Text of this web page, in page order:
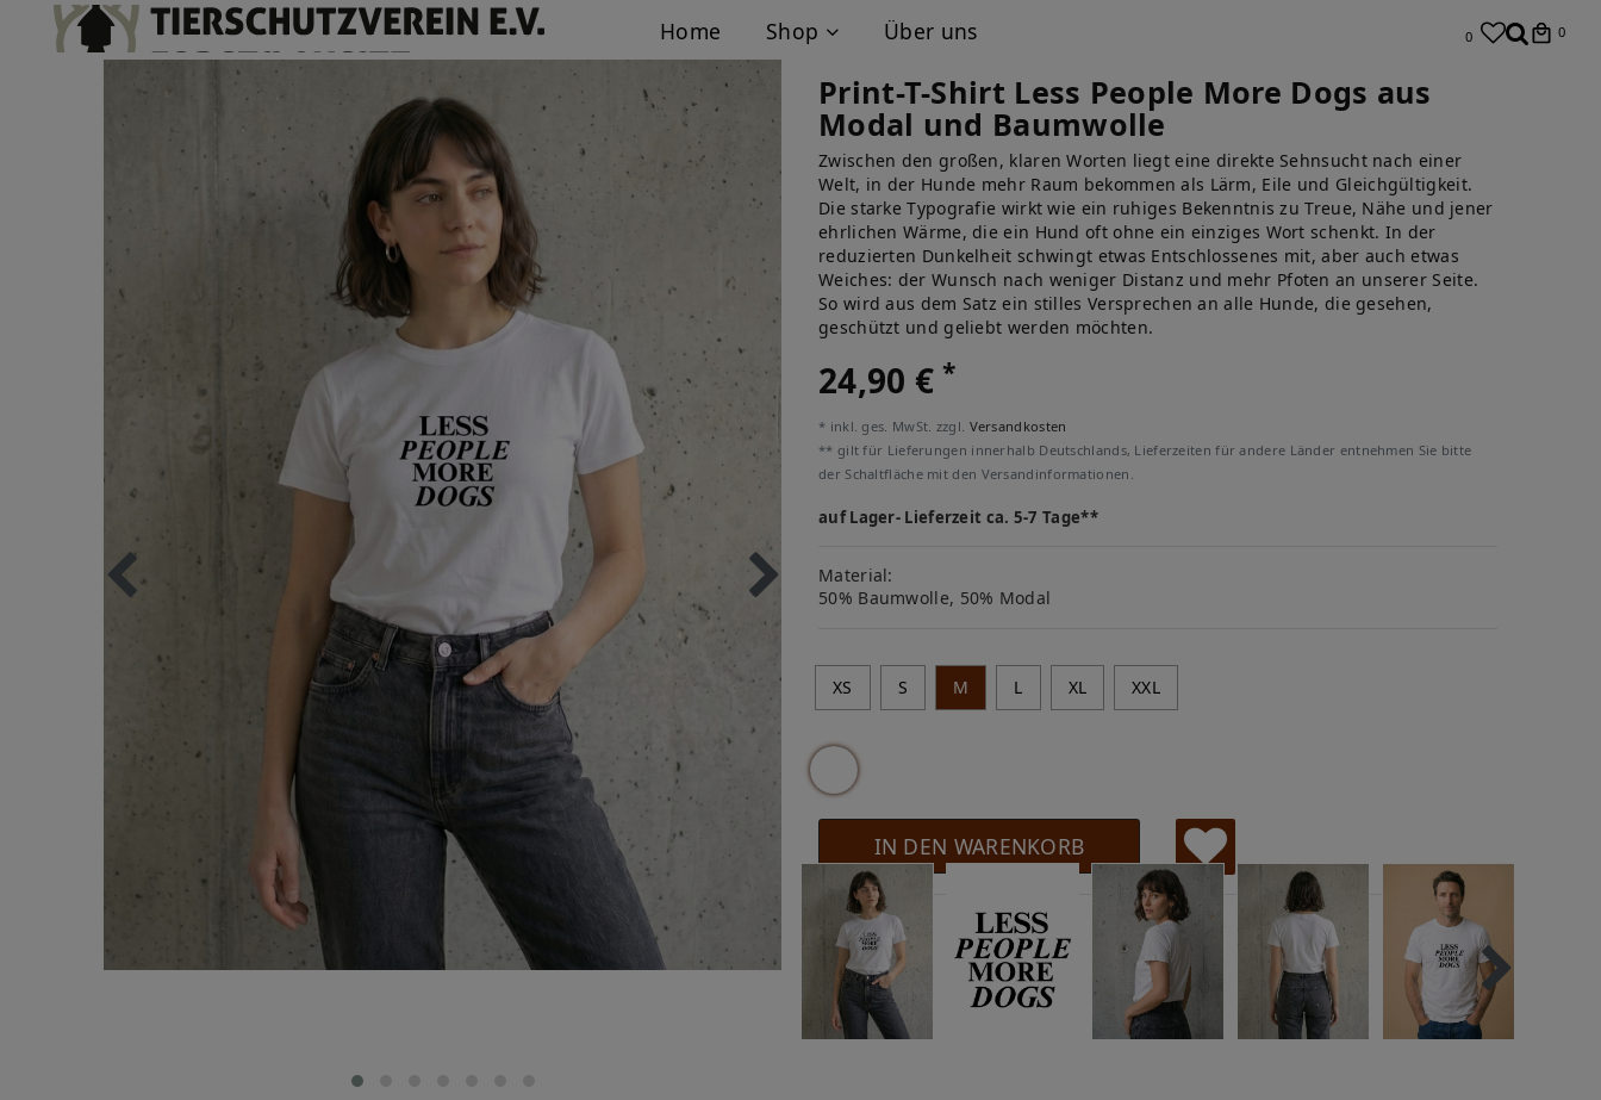
Home Shop Über uns 0 0
Print-T-Shirt Less People More Dogs aus
Modal und Baumwolle
Zwischen den großen, klaren Worten liegt eine direkte Sehnsucht nach einer
Welt, in der Hunde mehr Raum bekommen als Lärm, Eile und Gleichgültigkeit.
Die starke Typografie wirkt wie ein ruhiges Bekenntnis zu Treue, Nähe und jener
ehrlichen Wärme, die ein Hund oft ohne ein einziges Wort schenkt. In der
reduzierten Dunkelheit schwingt etwas Entschlossenes mit, aber auch etwas
Weiches: der Wunsch nach weniger Distanz und mehr Pfoten an unserer Seite.
So wird aus dem Satz ein stilles Versprechen an alle Hunde, die gesehen,
geschützt und geliebt werden möchten.
24,90 €*
* inkl. ges. MwSt. zzgl. Versandkosten
** gilt für Lieferungen innerhalb Deutschlands, Lieferzeiten für andere Länder entnehmen Sie bitte
der Schaltfläche mit den Versandinformationen.
auf Lager- Lieferzeit ca. 5-7 Tage**
Material:
50% Baumwolle, 50% Modal
XS S M L XL XXL
IN DEN WARENKORB
W
ns
ch